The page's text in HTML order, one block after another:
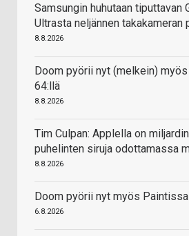
Samsungin huhutaan tiputtavan
Ultrasta neljännen takakameran
8.8.2026
Doom pyörii nyt (melkein)
64:llä
8.8.2026
Tim Culpan: Applella on
puhelinten siruja odottamassa
8.8.2026
Doom pyörii nyt myös Paintissa
6.8.2026